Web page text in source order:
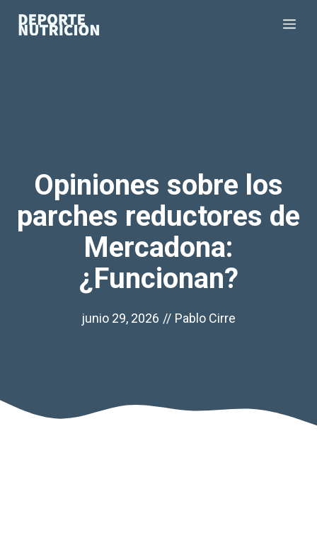
Opiniones sobre los
parches reductores de
Mercadona:
¿Funcionan?
junio 29, 2026 // Pablo Cirre